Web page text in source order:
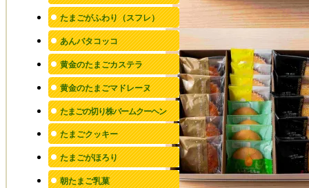
たまごがふわり（スフレ）
あんバタコッコ
黄金のたまごカステラ
黄金のたまごマドレーヌ
たまごの切り株バームクーヘン
たまごクッキー
たまごがほろり
朝たまご乳菓